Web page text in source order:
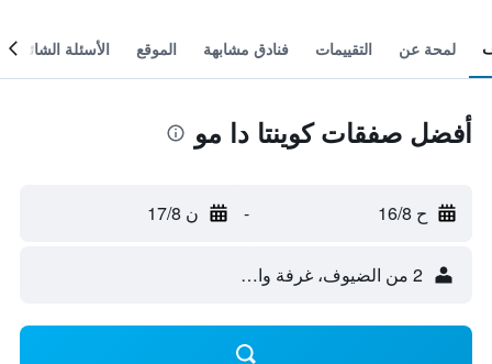
لمحة عن التقييمات فنادق مشابهة الموقع الأسئلة الشائعة
أفضل صفقات كوينتا دا مو
ح 16/8 - ن 17/8
2 من الضيوف، غرفة واحدة